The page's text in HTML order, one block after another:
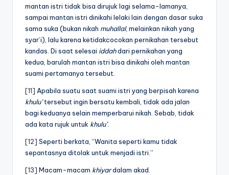
mantan istri tidak bisa dirujuk lagi selama-lamanya,
sampai mantan istri dinikahi lelaki lain dengan dasar suka
sama suka (bukan nikah muhallal, melainkan nikah yang
syar’i), lalu karena ketidakcocokan pernikahan tersebut
kandas. Di saat selesai iddahdari pernikahan yang
kedua, barulah mantan istri bisa dinikahi oleh mantan
suami pertamanya tersebut.
[11] Apabila suatu saat suami istri yang berpisah karena
khulu’tersebut ingin bersatu kembali, tidak ada jalan
bagi keduanya selain memperbarui nikah. Sebab, tidak
ada kata rujuk untuk khulu’.
[12] Seperti berkata, “Wanita seperti kamu tidak
sepantasnya ditolak untuk menjadi istri.”
[13] Macam-macam khiyardalam akad.